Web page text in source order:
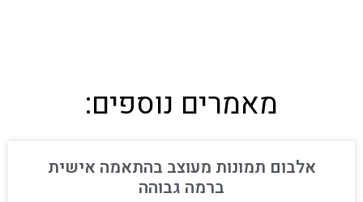
מאמרים נוספים:
אלבום תמונות מעוצב בהתאמה אישית
ברמה גבוהה